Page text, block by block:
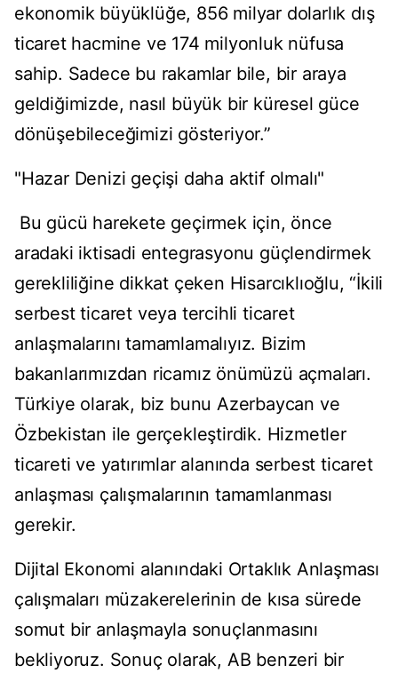
ekonomik büyüklüğe, 856 milyar dolarlık dış
ticaret hacmine ve 174 milyonluk nüfusa
sahip. Sadece bu rakamlar bile, bir araya
geldiğimizde, nasıl büyük bir küresel güce
dönüşebileceğimizi gösteriyor.”
"Hazar Denizi geçişi daha aktif olmalı"
Bu gücü harekete geçirmek için, önce
aradaki iktisadi entegrasyonu güçlendirmek
gerekliliğine dikkat çeken Hisarcıklıoğlu, “İkili
serbest ticaret veya tercihli ticaret
anlaşmalarını tamamlamalıyız. Bizim
bakanlarımızdan ricamız önümüzü açmaları.
Türkiye olarak, biz bunu Azerbaycan ve
Özbekistan ile gerçekleştirdik. Hizmetler
ticareti ve yatırımlar alanında serbest ticaret
anlaşması çalışmalarının tamamlanması
gerekir.
Dijital Ekonomi alanındaki Ortaklık Anlaşması
çalışmaları müzakerelerinin de kısa sürede
somut bir anlaşmayla sonuçlanmasını
bekliyoruz. Sonuç olarak, AB benzeri bir